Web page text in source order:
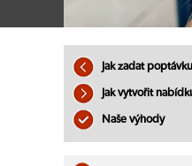
Jak zadat
Jak vytvořit
Naše výhody